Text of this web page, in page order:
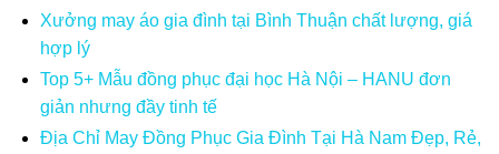
Xưởng may áo gia đình tại Bình Thuận chất lượng, giá
hợp lý
Top 5+ Mẫu đồng phục đại học Hà Nội – HANU đơn
giản nhưng đầy tinh tế
Địa Chỉ May Đồng Phục Gia Đình Tại Hà Nam Đẹp, Rẻ,